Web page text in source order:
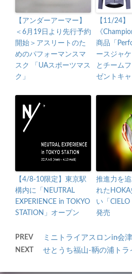
【アンダーアーマー】
＜6月19日より先行予約
開始＞アスリートのた
めのパフォーマンスマ
スク 「UAスポーツマス
ク」
【11/24】
《
商品「
ースジャ
とチーム
ゼントキ
【4/8-10限定】東京駅
構内に「NEUTRAL
EXPERIENCE in TOKYO
STATION」オープン
推進力を
れた
い「
発売
PREV ミニトライアスロンin会
NEXT せとうち福山-鞆の浦ト